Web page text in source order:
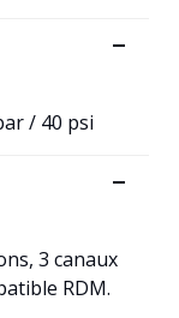
/ 40 psi
3 canaux
RDM.